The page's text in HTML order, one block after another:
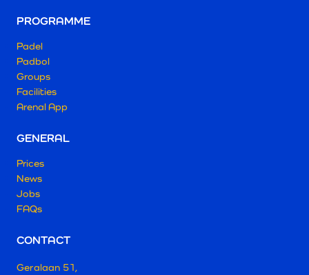
PROGRAMME
Padel
Padbol
Groups
Facilities
Arenal App
GENERAL
Prices
News
Jobs
FAQs
CONTACT
Geralaan 51,